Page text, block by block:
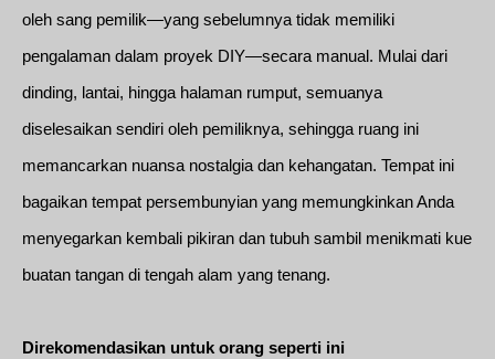
oleh sang pemilik—yang sebelumnya tidak memiliki
pengalaman dalam proyek DIY—secara manual. Mulai dari
dinding, lantai, hingga halaman rumput, semuanya
diselesaikan sendiri oleh pemiliknya, sehingga ruang ini
memancarkan nuansa nostalgia dan kehangatan. Tempat ini
bagaikan tempat persembunyian yang memungkinkan Anda
menyegarkan kembali pikiran dan tubuh sambil menikmati kue
buatan tangan di tengah alam yang tenang.
Direkomendasikan untuk orang seperti ini